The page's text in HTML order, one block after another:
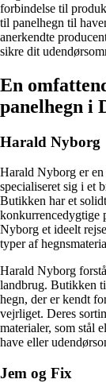
forbindelse til
til panelhegn til
anerkendte
sikre dit
En
panelhegn i
Harald Nyborg
Harald Nyborg er
specialiseret sig i et
Butikken har et
konkurrencedygtige
Nyborg et ideelt
typer af
Harald Nyborg
landbrug. Butikken
hegn, der er kendt
vejrliget. Deres
materialer, som stål
have eller
Jem og Fix